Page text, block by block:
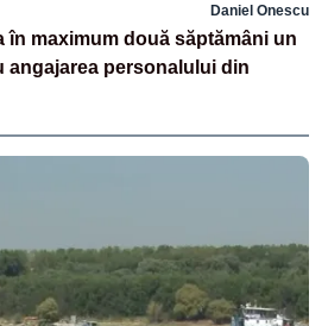
Daniel Onescu
în maximum două săptămâni un
angajarea personalului din